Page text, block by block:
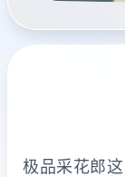
极品采花郎